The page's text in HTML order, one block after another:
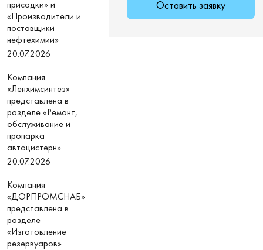
присадки» и
«Производители и
поставщики
нефтехимии»
20.07.2026
Компания
«Ленхимсинтез»
представлена в
разделе «Ремонт,
обслуживание и
пропарка
автоцистерн»
20.07.2026
Компания
«ДОРПРОМСНАБ»
представлена в
разделе
«Изготовление
резервуаров»
Оставить заявку